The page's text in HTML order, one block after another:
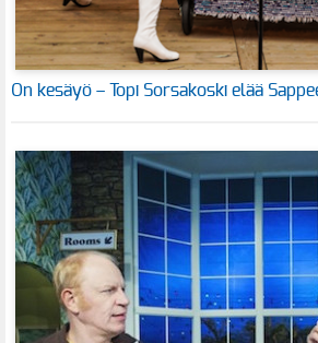
On kesäyö – Topi Sorsakoski elää